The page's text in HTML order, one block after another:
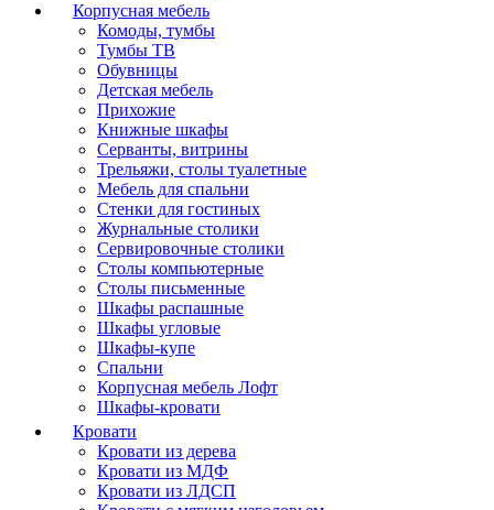
Корпусная мебель
Комоды, тумбы
Тумбы ТВ
Обувницы
Детская мебель
Прихожие
Книжные шкафы
Серванты, витрины
Трельяжи, столы туалетные
Мебель для спальни
Стенки для гостиных
Журнальные столики
Сервировочные столики
Столы компьютерные
Столы письменные
Шкафы распашные
Шкафы угловые
Шкафы-купе
Спальни
Корпусная мебель Лофт
Шкафы-кровати
Кровати
Кровати из дерева
Кровати из МДФ
Кровати из ЛДСП